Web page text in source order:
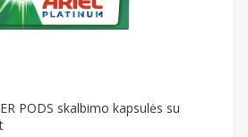
PODS skalbimo kapsulės su